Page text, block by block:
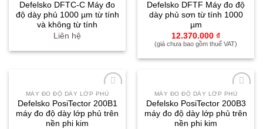
thích
Defelsko DFTC-C Máy đo
độ dày phủ 1000 µm từ tính
và không từ tính
Liên hệ
thích
Defelsko DFTF Máy đo độ
dày phủ sơn từ tính 1000
µm
12.370.000 ₫
(giá chưa bao gồm thuế VAT)
Yêu
thích
MÁY ĐO ĐỘ DÀY LỚP PHỦ
Defelsko PosiTector 200B1
máy đo độ dày lớp phủ trên
nền phi kim
Yêu
thích
MÁY ĐO ĐỘ DÀY LỚP PHỦ
Defelsko PosiTector 200B3
máy đo độ dày lớp phủ trên
nền phi kim